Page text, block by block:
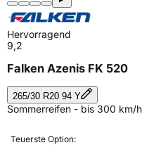
Hervorragend
9,2
Falken Azenis FK 520
265/30 R20 94 Y
Sommerreifen - bis 300 km/
Teuerste Option: